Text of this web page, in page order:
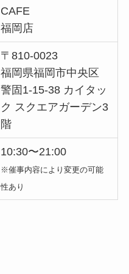
CAFE
福岡店
〒810-0023
福岡県福岡市中央区
警固1-15-38 カイタッ
ク スクエアガーデン3
階
10:30〜21:00
※催事内容により変更の可能
性あり